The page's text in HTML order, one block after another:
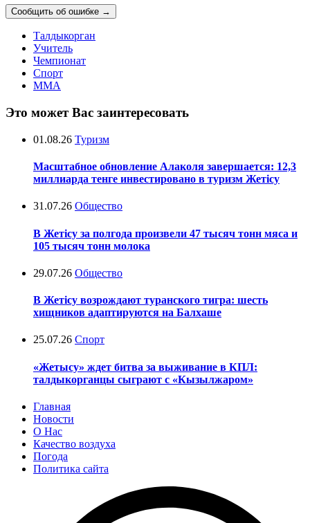
Сообщить об ошибке →
Талдыкорган
Учитель
Чемпионат
Спорт
ММА
Это может Вас заинтересовать
01.08.26 Туризм
Масштабное обновление Алаколя завершается: 12,3
миллиарда тенге инвестировано в туризм Жетісу
31.07.26 Общество
В Жетісу за полгода произвели 47 тысяч тонн мяса и
105 тысяч тонн молока
29.07.26 Общество
В Жетісу возрождают туранского тигра: шесть
хищников адаптируются на Балхаше
25.07.26 Спорт
«Жетысу» ждет битва за выживание в КПЛ:
талдыкорганцы сыграют с «Кызылжаром»
Главная
Новости
О Нас
Качество воздуха
Погода
Политика сайта